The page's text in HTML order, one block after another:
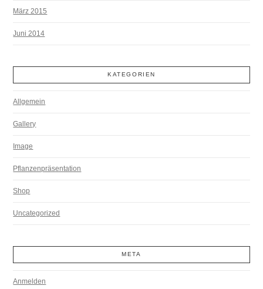
März 2015
Juni 2014
KATEGORIEN
Allgemein
Gallery
Image
Pflanzenpräsentation
Shop
Uncategorized
META
Anmelden